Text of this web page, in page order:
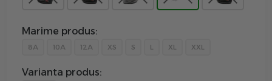
Marime produs:
8A 10A 12A XS S L XL XXL
Varianta produs: